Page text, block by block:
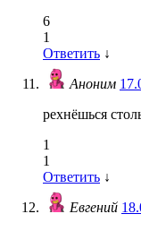
6
1
Ответить ↓
Аноним
рехнёшься
1
1
Ответить ↓
Евгений